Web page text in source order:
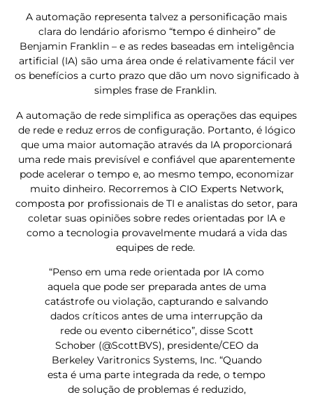
A automação representa talvez a personificação mais
clara do lendário aforismo “tempo é dinheiro” de
Benjamin Franklin – e as redes baseadas em inteligência
artificial (IA) são uma área onde é relativamente fácil ver
os benefícios a curto prazo que dão um novo significado à
simples frase de Franklin.
A automação de rede simplifica as operações das equipes
de rede e reduz erros de configuração. Portanto, é lógico
que uma maior automação através da IA proporcionará
uma rede mais previsível e confiável que aparentemente
pode acelerar o tempo e, ao mesmo tempo, economizar
muito dinheiro. Recorremos à CIO Experts Network,
composta por profissionais de TI e analistas do setor, para
coletar suas opiniões sobre redes orientadas por IA e
como a tecnologia provavelmente mudará a vida das
equipes de rede.
“Penso em uma rede orientada por IA como
aquela que pode ser preparada antes de uma
catástrofe ou violação, capturando e salvando
dados críticos antes de uma interrupção da
rede ou evento cibernético”, disse Scott
Schober (@ScottBVS), presidente/CEO da
Berkeley Varitronics Systems, Inc. “Quando
esta é uma parte integrada da rede, o tempo
de solução de problemas é reduzido,